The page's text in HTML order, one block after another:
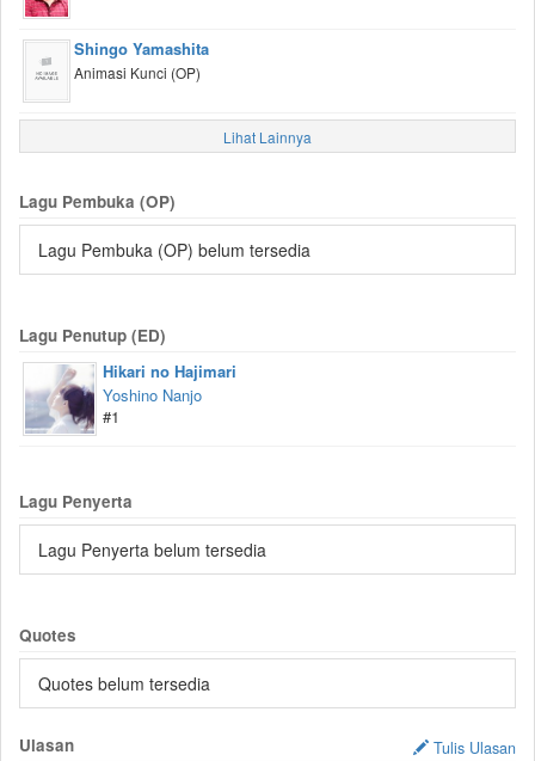
Shingo Yamashita
Animasi Kunci (OP)
Lihat Lainnya
Lagu Pembuka (OP)
Lagu Pembuka (OP) belum tersedia
Lagu Penutup (ED)
Hikari no Hajimari
Yoshino Nanjo
#1
Lagu Penyerta
Lagu Penyerta belum tersedia
Quotes
Quotes belum tersedia
Ulasan Tulis Ulasan